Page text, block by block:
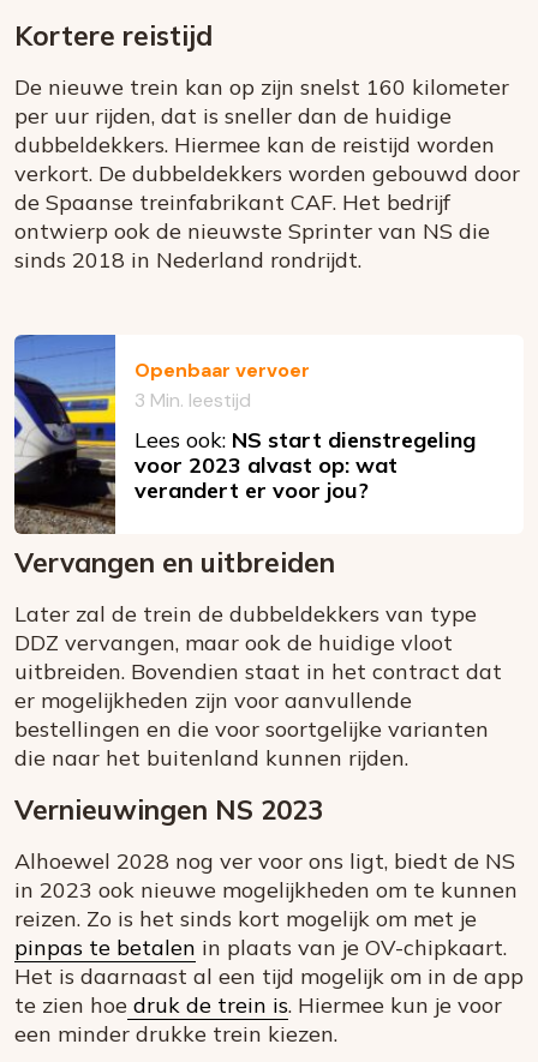
Kortere reistijd
De nieuwe trein kan op zijn snelst 160 kilometer
per uur rijden, dat is sneller dan de huidige
dubbeldekkers. Hiermee kan de reistijd worden
verkort. De dubbeldekkers worden gebouwd door
de Spaanse treinfabrikant CAF. Het bedrijf
ontwierp ook de nieuwste Sprinter van NS die
sinds 2018 in Nederland rondrijdt.
Openbaar vervoer
3 Min. leestijd
Lees ook: NS start dienstregeling
voor 2023 alvast op: wat
verandert er voor jou?
Vervangen en uitbreiden
Later zal de trein de dubbeldekkers van type
DDZ vervangen, maar ook de huidige vloot
uitbreiden. Bovendien staat in het contract dat
er mogelijkheden zijn voor aanvullende
bestellingen en die voor soortgelijke varianten
die naar het buitenland kunnen rijden.
Vernieuwingen NS 2023
Alhoewel 2028 nog ver voor ons ligt, biedt de NS
in 2023 ook nieuwe mogelijkheden om te kunnen
reizen. Zo is het sinds kort mogelijk om met je
pinpas te betalen in plaats van je OV-chipkaart.
Het is daarnaast al een tijd mogelijk om in de app
te zien hoe druk de trein is. Hiermee kun je voor
een minder drukke trein kiezen.